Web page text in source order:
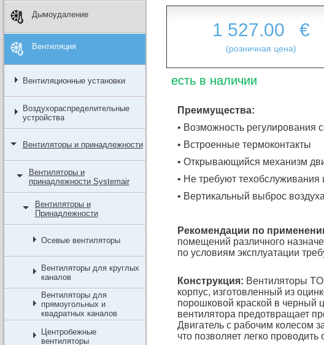
Дымоудаление
Вентиляция
Вентиляционные установки
Воздухораспределительные
устройства
Вентиляторы и принадлежности
Вентиляторы и
принадлежности Systemair
Вентиляторы и
Принадлежности
Осевые вентиляторы
Вентиляторы для круглых
каналов
Вентиляторы для
прямоугольных и
квадратных каналов
Центробежные
вентиляторы
1 527.00 €
(розничная цена)
есть в наличии
Преимущества:
• Возможность регулирования
• Встроенные термоконтакты
• Открывающийся механизм
• Не требуют
• Вертикальный выброс воздуха
Рекомендации по
помещений различного
по условиям эксплуатации
Конструкция: Вентиляторы
корпус, изготовленный из
порошковой краской в черный
вентилятора предотвращает
Двигатель с рабочим колесом
что позволяет легко